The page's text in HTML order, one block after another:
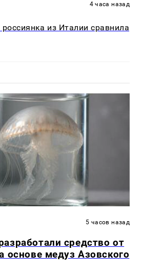
4 часа назад
россиянка из Италии сравнила
5 часов назад
средство от
основе медуз Азовского